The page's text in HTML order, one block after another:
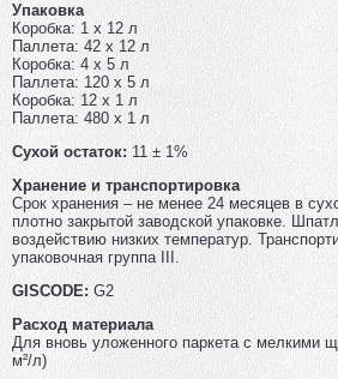
Упаковка
Коробка: 1 x 12 л
Паллета: 42 x 12 л
Коробка: 4 x 5 л
Паллета: 120 x 5 л
Коробка: 12 x 1 л
Паллета: 480 x 1 л
Сухой остаток:11 ± 1%
Хранение и транспортировка
Срок хранения – не менее 24 месяцев в
плотно закрытой заводской упаковке.
воздействию низких температур.
упаковочная группа III.
GISCODE: G2
Расход материала
Для вновь уложенного паркета с мелкими
м²/л)